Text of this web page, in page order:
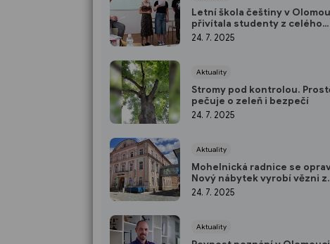
Letní škola češtiny v
přivítala studenty z celého
světa
24. 7. 2025
Aktuality
Stromy pod kontrolou.
pečuje o zeleň i bezpečí
24. 7. 2025
Aktuality
Mohelnická radnice se
Nový nábytek vyrobí vězni z
Mírova
24. 7. 2025
Aktuality